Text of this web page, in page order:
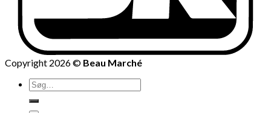
Copyright 2026 © Beau Marché
Søg
efter: